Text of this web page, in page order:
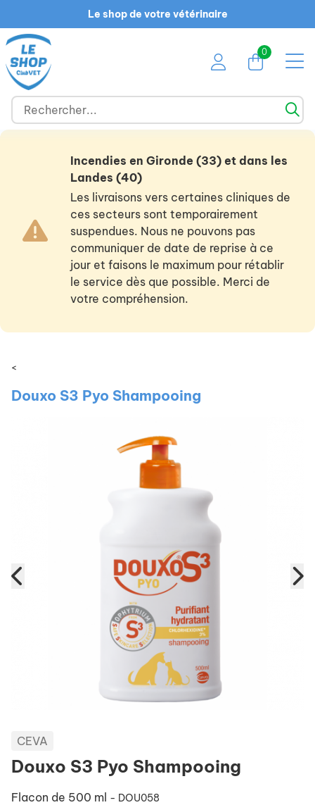
Le shop de votre vétérinaire
0
Incendies en Gironde (33) et dans les
Landes (40)
Les livraisons vers certaines cliniques de
ces secteurs sont temporairement
suspendues. Nous ne pouvons pas
communiquer de date de reprise à ce
jour et faisons le maximum pour rétablir
le service dès que possible. Merci de
votre compréhension.
<
Douxo S3 Pyo Shampooing
CEVA
Douxo S3 Pyo Shampooing
Flacon de 500 ml - DOU058